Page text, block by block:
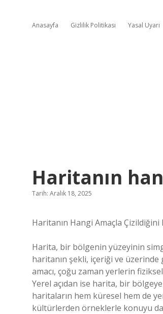
Anasayfa Gizlilik Politikası Yasal Uyarı
Haritanın
Tarih: Aralık 18, 2025
Haritanın Hangi Amaçla Çizildiğini
Harita, bir bölgenin yüzeyinin
haritanın şekli, içeriği ve
amacı, çoğu zaman yerlerin
Yerel açıdan ise harita, bir
haritaların hem küresel hem de
kültürlerden örneklerle konuyu